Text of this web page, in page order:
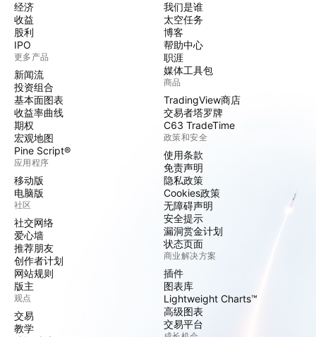
经济
收益
股利
IPO
更多产品
新闻流
投资组合
基本面图表
收益率曲线
期权
宏观地图
Pine Script®
应用程序
移动版
电脑版
社区
社交网络
爱心墙
推荐朋友
创作者计划
网站规则
版主
观点
交易
教学
我们是谁
太空任务
博客
帮助中心
职涯
媒体工具包
商品
TradingView商店
交易者塔罗牌
C63 TradeTime
政策和安全
使用条款
免责声明
隐私政策
Cookies政策
无障碍声明
安全提示
漏洞赏金计划
状态页面
商业解决方案
插件
图表库
Lightweight Charts™
高级图表
交易平台